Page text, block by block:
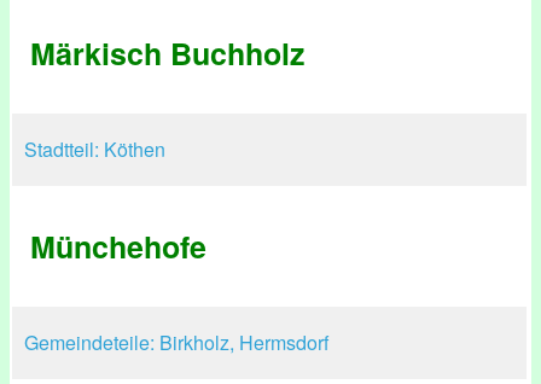
Märkisch Buchholz
Stadtteil: Köthen
Münchehofe
Gemeindeteile: Birkholz, Hermsdorf